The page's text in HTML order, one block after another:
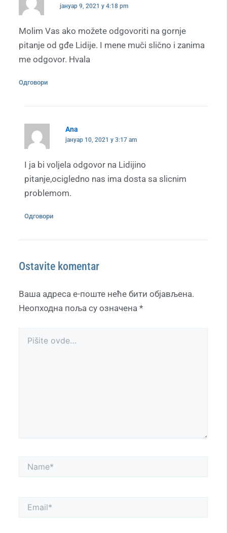
јануар 9, 2021 у 4:18 pm
Molim Vas ako možete odgovoriti na gornje
pitanje od gđe Lidije. I mene muči slično i zanima
me odgovor. Hvala
Одговори
Ana
јануар 10, 2021 у 3:17 am
I ja bi voljela odgovor na Lidijino
pitanje,ocigledno nas ima dosta sa slicnim
problemom.
Одговори
Ostavite komentar
Ваша адреса е-поште неће бити објављена.
Неопходна поља су означена *
Name*
Email*